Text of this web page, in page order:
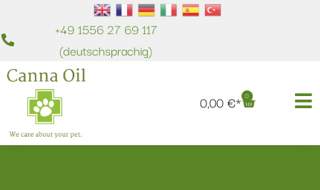
+49 1556 27 69 117
(deutschsprachig)
0,00€ 0